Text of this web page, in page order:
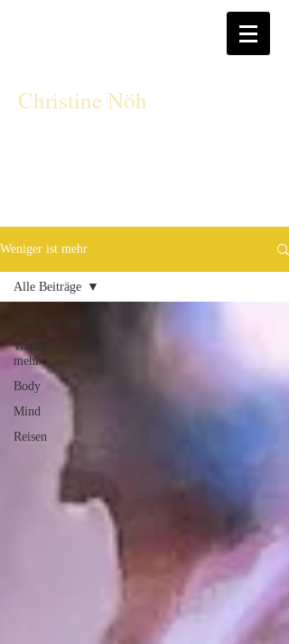
Christine Nöh
Weniger ist mehr
Alle Beiträge
Weniger ist
mehr
Body
Mind
Reisen
Alle Beiträge